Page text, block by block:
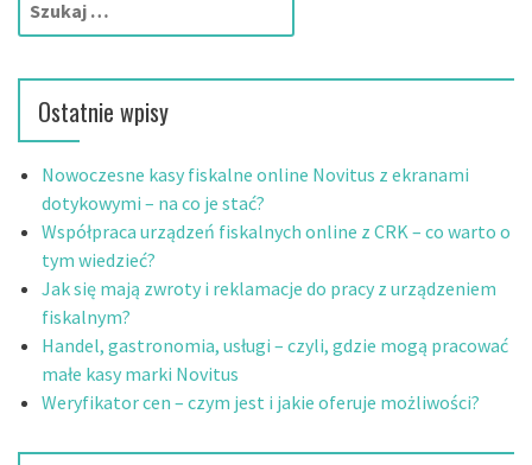
k
j
Ostatnie wpisy
Nowoczesne kasy fiskalne online Novitus z ekranami
dotykowymi – na co je stać?
Współpraca urządzeń fiskalnych online z CRK – co warto o
tym wiedzieć?
Jak się mają zwroty i reklamacje do pracy z urządzeniem
fiskalnym?
Handel, gastronomia, usługi – czyli, gdzie mogą pracować
małe kasy marki Novitus
Weryfikator cen – czym jest i jakie oferuje możliwości?